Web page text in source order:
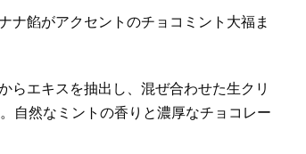
ナ餡がアクセントのチョコミント大福ま
らエキスを抽出し、混ぜ合わせた生クリ
自然なミントの香りと濃厚なチョコレー